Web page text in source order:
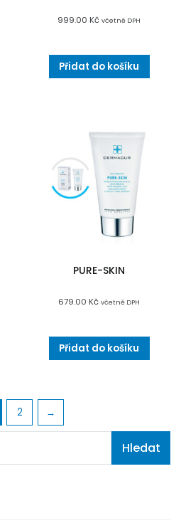
999.00Kč včetně DPH
Přidat do košíku
PURE-SKIN
679.00Kč včetně DPH
Přidat do košíku
2 →
Hledat